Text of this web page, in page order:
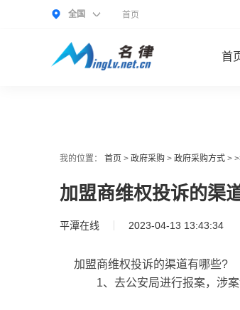
全国 首页
首
我的位置： 首页 > 政府采购 > 政府采购方式 >
加盟商维权投诉的渠
平潭在线 2023-04-13 13:43:34
加盟商维权投诉的渠道有哪些?
1、去公安局进行报案，涉